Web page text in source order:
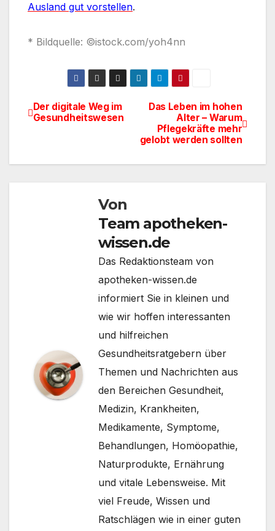
Ausland gut vorstellen.
* Bildquelle: ©istock.com/yoh4nn
Beitragsnavigation
Das Leben im hohen
Alter – Warum
Pflegekräfte mehr
gelobt werden sollten
Der digitale Weg im
Gesundheitswesen
Von
Team apotheken-
wissen.de
Das Redaktionsteam von
apotheken-wissen.de
informiert Sie in kleinen und
wie wir hoffen interessanten
und hilfreichen
Gesundheitsratgebern über
Themen und Nachrichten aus
den Bereichen Gesundheit,
Medizin, Krankheiten,
Medikamente, Symptome,
Behandlungen, Homöopathie,
Naturprodukte, Ernährung
und vitale Lebensweise. Mit
viel Freude, Wissen und
Ratschlägen wie in einer guten